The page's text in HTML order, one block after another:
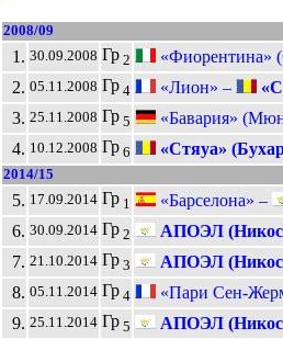
2008/09
1. 30.09.2008 Гр2
«Фиорентина»
2. 05.11.2008 Гр4 «Лион» –
3. 25.11.2008 Гр5
«Бавария»
4. 10.12.2008 Гр6 «Стяуа»
2014/15
5. 17.09.2014 Гр1
«Барселона» –
6. 30.09.2014 Гр2
АПОЭЛ
7. 21.10.2014 Гр3
АПОЭЛ
8. 05.11.2014 Гр4
«Пари Сен-
9. 25.11.2014 Гр5 АПОЭЛ